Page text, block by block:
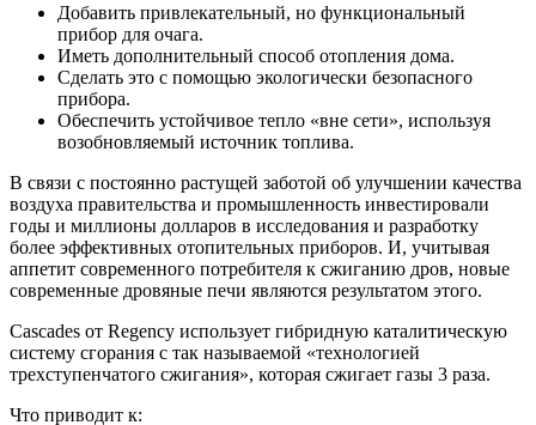
Добавить привлекательный, но функциональный
прибор для очага.
Иметь дополнительный способ отопления дома.
Сделать это с помощью экологически безопасного
прибора.
Обеспечить устойчивое тепло «вне сети», используя
возобновляемый источник топлива.
В связи с постоянно растущей заботой об улучшении качества
воздуха правительства и промышленность инвестировали
годы и миллионы долларов в исследования и разработку
более эффективных отопительных приборов. И, учитывая
аппетит современного потребителя к сжиганию дров, новые
современные дровяные печи являются результатом этого.
Cascades от Regency использует гибридную каталитическую
систему сгорания с так называемой «технологией
трехступенчатого сжигания», которая сжигает газы 3 раза.
Что приводит к: